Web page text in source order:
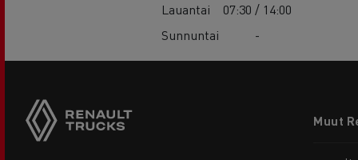
Lauantai
07:30 / 14:00
Sunnuntai
-
menuMuut